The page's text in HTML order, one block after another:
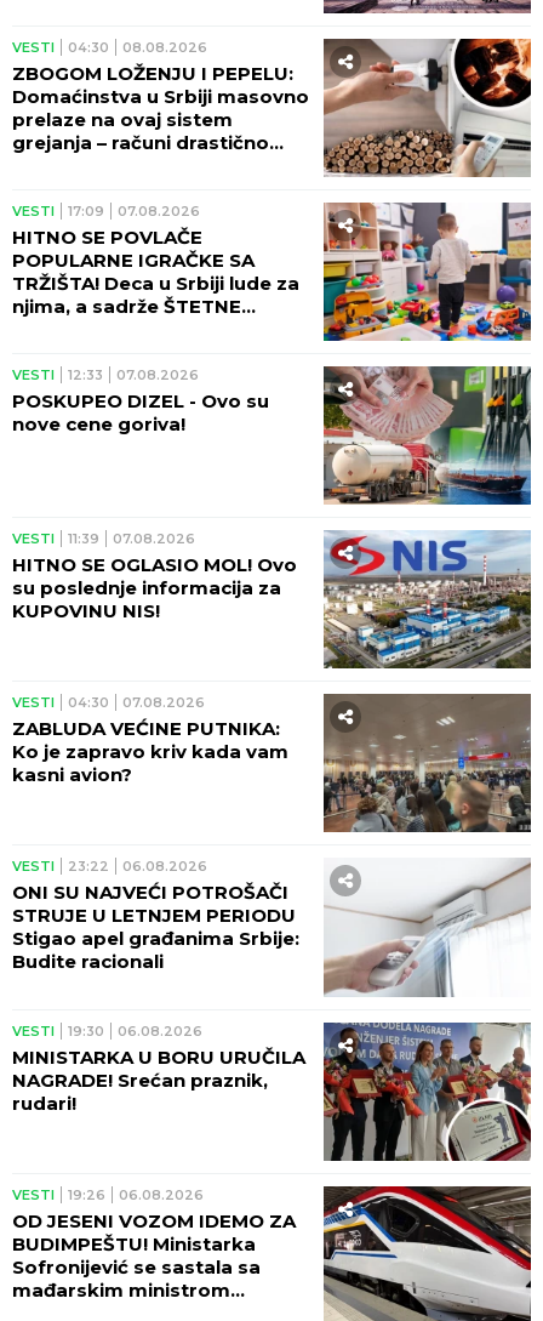
VESTI 04:30 08.08.2026
ZBOGOM LOŽENJU I PEPELU:
Domaćinstva u Srbiji masovno
prelaze na ovaj sistem
grejanja – računi drastično
VESTI 17:09 07.08.2026
HITNO SE POVLAČE
POPULARNE IGRAČKE SA
TRŽIŠTA! Deca u Srbiji lude za
njima, a sadrže ŠTETNE
VESTI 12:33 07.08.2026
POSKUPEO DIZEL - Ovo su
nove cene goriva!
VESTI 11:39 07.08.2026
HITNO SE OGLASIO MOL! Ovo
su poslednje informacija za
KUPOVINU NIS!
VESTI 04:30 07.08.2026
ZABLUDA VEĆINE PUTNIKA:
Ko je zapravo kriv kada vam
kasni avion?
VESTI 23:22 06.08.2026
ONI SU NAJVEĆI POTROŠAČI
STRUJE U LETNJEM PERIODU
Stigao apel građanima Srbije:
Budite racionali
VESTI 19:30 06.08.2026
MINISTARKA U BORU URUČILA
NAGRADE! Srećan praznik,
rudari!
VESTI 19:26 06.08.2026
OD JESENI VOZOM IDEMO ZA
BUDIMPEŠTU! Ministarka
Sofronijević se sastala sa
mađarskim ministrom